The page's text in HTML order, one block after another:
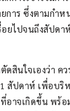
การ ซึ่งตามกำห
ยไปจนถึงสัปดา
ดสินใจเองว่า
สัปดาห์ เพื่อบริ
อาจเกิดขึ้น พร้อ